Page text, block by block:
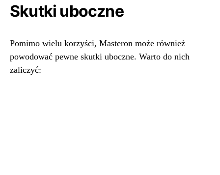
Skutki uboczne
Pomimo wielu korzyści, Masteron może również
powodować pewne skutki uboczne. Warto do nich
zaliczyć: